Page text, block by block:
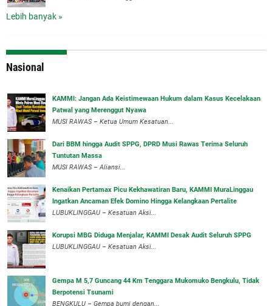
Lebih banyak »
Nasional
‎KAMMI: Jangan Ada Keistimewaan Hukum dalam Kasus Kecelakaan
Patwal yang Merenggut Nyawa
‎MUSI RAWAS – Ketua Umum Kesatuan...
Dari BBM hingga Audit SPPG, DPRD Musi Rawas Terima Seluruh
Tuntutan Massa
MUSI RAWAS – Aliansi...
‎Kenaikan Pertamax Picu Kekhawatiran Baru, KAMMI MuraLinggau
Ingatkan Ancaman Efek Domino Hingga Kelangkaan Pertalite
‎LUBUKLINGGAU – Kesatuan Aksi...
Korupsi MBG Diduga Menjalar, KAMMI Desak Audit Seluruh SPPG
‎LUBUKLINGGAU – Kesatuan Aksi...
Gempa M 5,7 Guncang 44 Km Tenggara Mukomuko Bengkulu, Tidak
Berpotensi Tsunami
BENGKULU – Gempa bumi dengan...